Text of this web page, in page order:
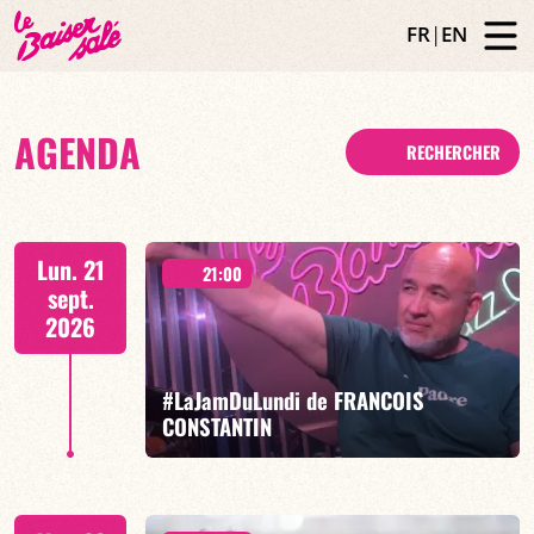
FR|EN
AGENDA RECHERCHER
Lun. 21
sept.
2026
21:00
#LaJamDuLundi de FRANCOIS
CONSTANTIN
Francois Constantin/Toto Gill/Swaéli/Jon Onabowu